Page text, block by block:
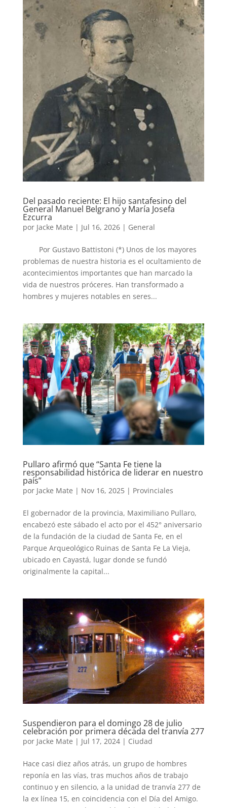
Del pasado reciente: El hijo santafesino del
General Manuel Belgrano y María Josefa
Ezcurra
por Jacke Mate | Jul 16, 2026| General
Por Gustavo Battistoni (*) Unos de los mayores
problemas de nuestra historia es el ocultamiento de
acontecimientos importantes que han marcado la
vida de nuestros próceres. Han transformado a
hombres y mujeres notables en seres...
Pullaro afirmó que “Santa Fe tiene la
responsabilidad histórica de liderar en nuestro
país”
por Jacke Mate | Nov 16, 2025| Provinciales
El gobernador de la provincia, Maximiliano Pullaro,
encabezó este sábado el acto por el 452° aniversario
de la fundación de la ciudad de Santa Fe, en el
Parque Arqueológico Ruinas de Santa Fe La Vieja,
ubicado en Cayastá, lugar donde se fundó
originalmente la capital...
Suspendieron para el domingo 28 de julio
celebración por primera década del tranvía 277
por Jacke Mate | Jul 17, 2024| Ciudad
Hace casi diez años atrás, un grupo de hombres
reponía en las vías, tras muchos años de trabajo
continuo y en silencio, a la unidad de tranvía 277 de
la ex línea 15, en coincidencia con el Día del Amigo.